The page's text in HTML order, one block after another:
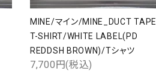
MINE/マイン/MINE_DUCT TAPE
T-SHIRT/WHITE LABEL(PD
REDDSH BROWN)/Tシャツ
7,700円(税込)